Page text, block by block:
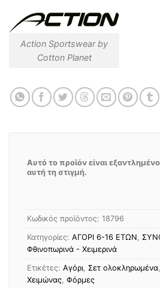
Action Sportswear by
Cotton Planet
Αυτό το προϊόν είναι
αυτή τη στιγμή.
Κωδικός προϊόντος: 18796
Κατηγορίες: ΑΓΟΡΙ 6-16 ΕΤΩΝ,
Φθινοπωρινά - Χειμερινά
Ετικέτες: Αγόρι, Σετ ολοκληρωμένα,
Χειμώνας, Φόρμες